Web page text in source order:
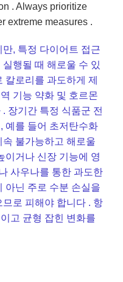
. Always prioritize
extreme measures .
, 특정 다이어트 접근
행될 때 해로울 수 있
칼로리를 과도하게 제
기능 약화 및 호르몬
장기간 특정 식품군 전
예를 들어 초저탄수화
불가능하고 해로울
이거나 신장 기능에 영
사우나를 통한 과도한
아닌 주로 수분 손실을
로 피해야 합니다 . 항
고 균형 잡힌 변화를